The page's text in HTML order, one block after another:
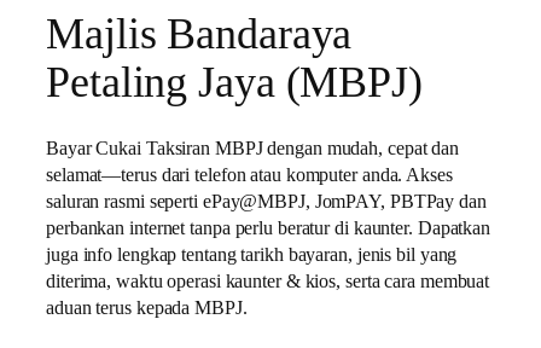
Majlis Bandaraya
Petaling Jaya (MBPJ)
Bayar Cukai Taksiran MBPJ dengan mudah, cepat dan
selamat—terus dari telefon atau komputer anda. Akses
saluran rasmi seperti ePay@MBPJ, JomPAY, PBTPay dan
perbankan internet tanpa perlu beratur di kaunter. Dapatkan
juga info lengkap tentang tarikh bayaran, jenis bil yang
diterima, waktu operasi kaunter & kios, serta cara membuat
aduan terus kepada MBPJ.